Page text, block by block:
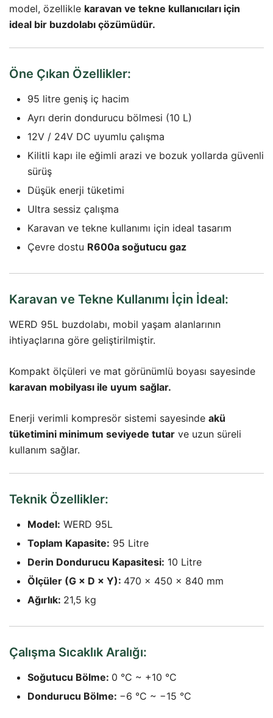
model, özellikle karavan ve tekne kullanıcıları için
ideal bir buzdolabı çözümüdür.
Öne Çıkan Özellikler:
95 litre geniş iç hacim
Ayrı derin dondurucu bölmesi (10 L)
12V / 24V DC uyumlu çalışma
Kilitli kapı ile eğimli arazi ve bozuk yollarda güvenli
sürüş
Düşük enerji tüketimi
Ultra sessiz çalışma
Karavan ve tekne kullanımı için ideal tasarım
Çevre dostu R600a soğutucu gaz
Karavan ve Tekne Kullanımı İçin İdeal:
WERD 95L buzdolabı, mobil yaşam alanlarının
ihtiyaçlarına göre geliştirilmiştir.
Kompakt ölçüleri ve mat görünümlü boyası sayesinde
karavan mobilyası ile uyum sağlar.
Enerji verimli kompresör sistemi sayesinde akü
tüketimini minimum seviyede tutar ve uzun süreli
kullanım sağlar.
Teknik Özellikler:
Model: WERD 95L
Toplam Kapasite: 95 Litre
Derin Dondurucu Kapasitesi: 10 Litre
Ölçüler (G × D × Y): 470 × 450 × 840 mm
Ağırlık: 21,5 kg
Çalışma Sıcaklık Aralığı:
Soğutucu Bölme: 0 °C ~ +10 °C
Dondurucu Bölme: −6 °C ~ −15 °C